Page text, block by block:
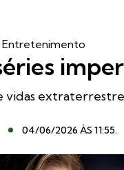
Entretenimento
vidas
04/06/2026 ÀS 11:55.